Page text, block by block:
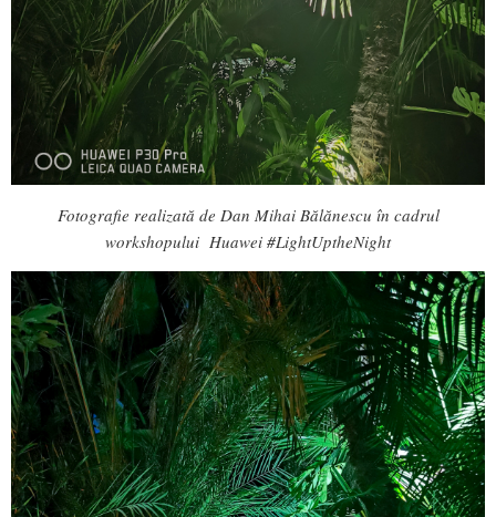
Fotografie realizată de Dan Mihai Bălănescu în cadrul
workshopului Huawei #LightUptheNight